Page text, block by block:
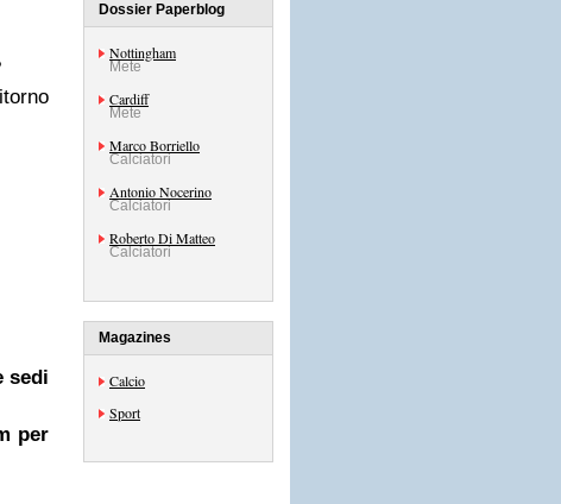
sedi
per
Dossier Paperblog
Nottingham
Mete
Cardiff
Mete
Marco Borriello
Calciatori
Antonio Nocerino
Calciatori
Roberto Di Matteo
Calciatori
Magazines
Calcio
Sport